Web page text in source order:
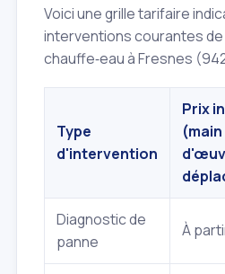
Voici une grille tarifaire
interventions courantes
chauffe‑eau à Fresnes
Type
d'intervention
Prix
(main
Diagnostic de
panne
À